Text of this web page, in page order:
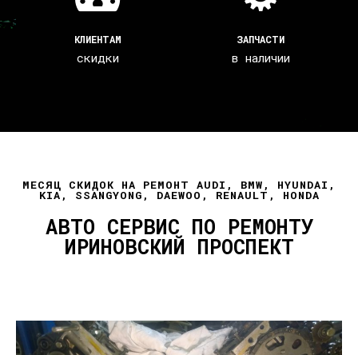
КЛИЕНТАМ
скидки
ЗАПЧАСТИ
в наличии
МЕСЯЦ СКИДОК НА РЕМОНТ AUDI, BMW, HYUNDAI,
KIA, SSANGYONG, DAEWOO, RENAULT, HONDA
АВТО СЕРВИС ПО РЕМОНТУ
ИРИНОВСКИЙ ПРОСПЕКТ